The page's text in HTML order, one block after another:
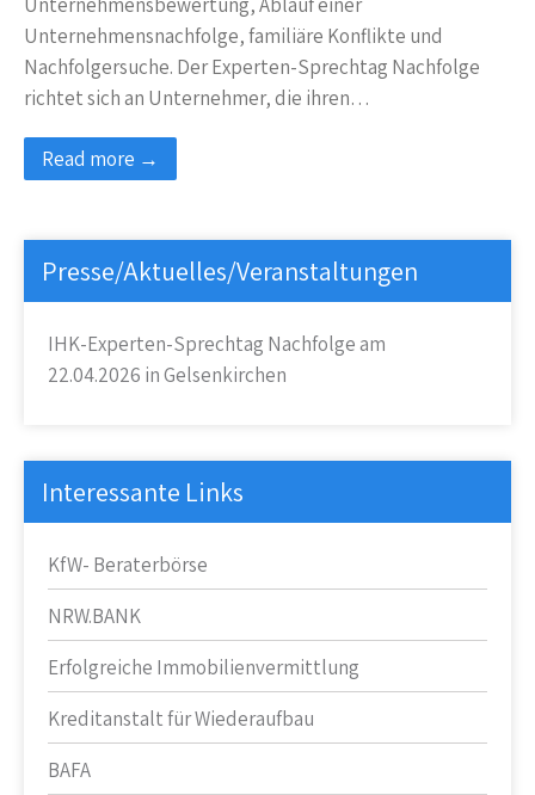
Unternehmensnachfolge, familiäre Konflikte und
Nachfolgersuche. Der Experten-Sprechtag Nachfolge
richtet sich an Unternehmer, die ihren…
Read more →
Presse/Aktuelles/Veranstaltungen
IHK-Experten-Sprechtag Nachfolge am
22.04.2026 in Gelsenkirchen
Interessante Links
KfW- Beraterbörse
NRW.BANK
Erfolgreiche Immobilienvermittlung
Kreditanstalt für Wiederaufbau
BAFA